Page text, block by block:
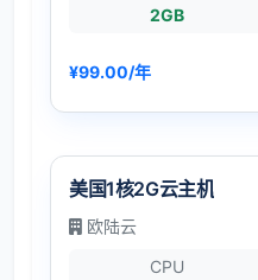
2GB
¥99.00/年
美国1核2G云主机
欧陆云
CPU